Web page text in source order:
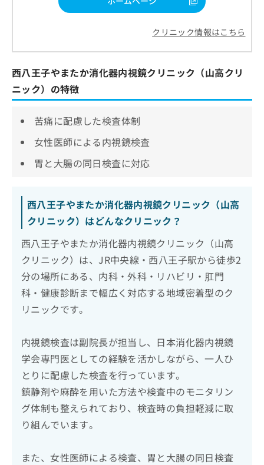
クリニック情報はこちら
西八王子やまたか消化器内視鏡クリニック（山高クリ
ニック）の特徴
苦痛に配慮した検査体制
女性医師による内視鏡検査
胃と大腸の同日検査に対応
西八王子やまたか消化器内視鏡クリニック（山高
クリニック）はどんなクリニック？
西八王子やまたか消化器内視鏡クリニック（山高
クリニック）は、JR中央線・西八王子駅から徒歩2
分の場所にある、内科・外科・リハビリ・肛門
科・健康診断まで幅広く対応する地域密着型のク
リニックです。
内視鏡検査は副院長が担当し、日本消化器内視鏡
学会専門医としての経験を活かしながら、一人ひ
とりに配慮した検査を行っています。
鎮静剤や麻酔を用いた方法や検査中のモニタリン
グ体制も整えられており、検査時の負担軽減に取
り組んでいます。
また、女性医師による検査、胃と大腸の同日検査